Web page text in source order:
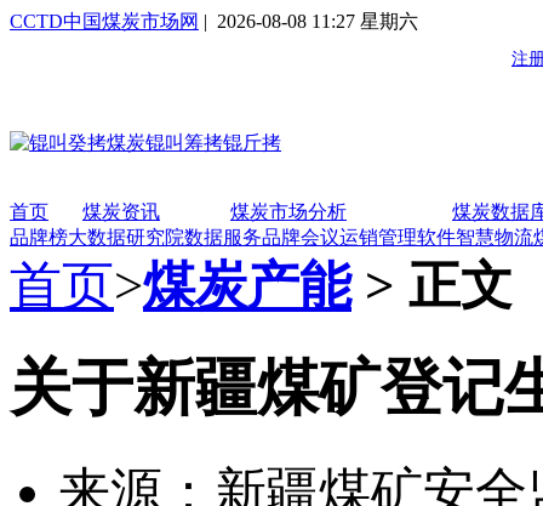
CCTD中国煤炭市场网 | 2026-08-08 11:27 星期六
首页 煤炭资讯 煤炭市场分析
煤炭数据
品牌榜大数据研究院数据服务品牌会议运销管理软件智慧物流
首页>煤炭产能> 正文
关于新疆煤矿登记
来源：新疆煤矿安全